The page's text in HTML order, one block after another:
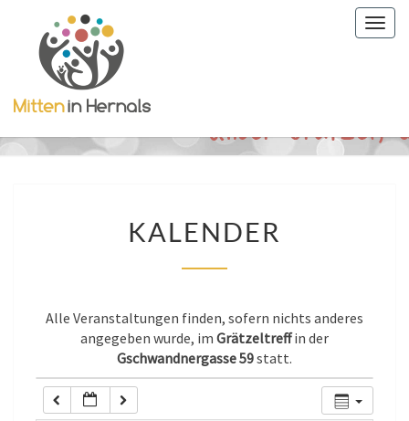
KALENDER
Alle Veranstaltungen finden, sofern nichts anderes
angegeben wurde, im Grätzeltreffin der
Gschwandnergasse 59statt.
0:00
1:00
2:00
7:00